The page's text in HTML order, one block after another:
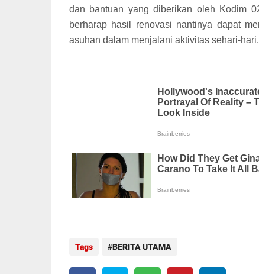
dan bantuan yang diberikan oleh Kodim
berharap hasil renovasi nantinya dapat
asuhan dalam menjalani aktivitas sehari-hari.
Tags BERITA UTAMA